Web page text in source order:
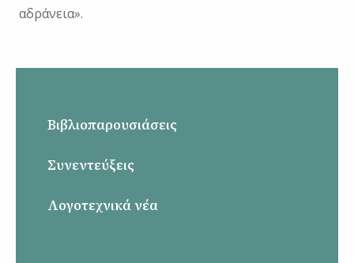
Βιβλιοπαρουσιάσεις
Συνεντεύξεις
Λογοτεχνικά νέα
αδράνεια».